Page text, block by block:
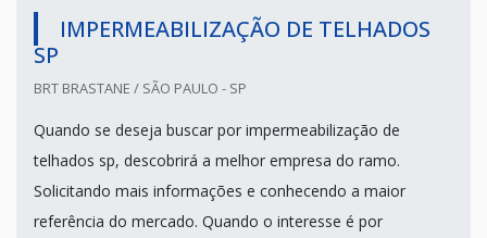
IMPERMEABILIZAÇÃO DE TELHADOS
SP
BRT BRASTANE / SÃO PAULO - SP
Quando se deseja buscar por impermeabilização de
telhados sp, descobrirá a melhor empresa do ramo.
Solicitando mais informações e conhecendo a maior
referência do mercado. Quando o interesse é por